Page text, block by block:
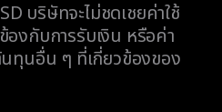
บริษัทจะไม่ชดเชยค่าใช้
งกับการรับเงิน หรือค่า
ทุนอื่น ๆ ที่เกี่ยวข้องของ